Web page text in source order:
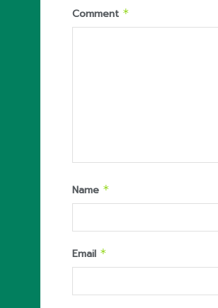
Comment *
Name *
Email *